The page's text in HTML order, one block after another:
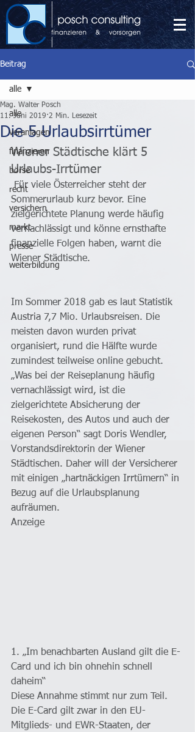
Beitrag
alle
veranlagen
finanzieren
börse
recht
versichern
markt
presse
weiterbildung
alle
Die 5 Urlaubsirrtümer
Mag. Walter Posch
11. Juni 2019 2 Min. Lesezeit
Wiener Städtische klärt 5
Urlaubs-Irrtümer
Für viele Österreicher steht der
Sommerurlaub kurz bevor. Eine
zielgerichtete Planung werde häufig
vernachlässigt und könne ernsthafte
finanzielle Folgen haben, warnt die
Wiener Städtische.
Im Sommer 2018 gab es laut Statistik
Austria 7,7 Mio. Urlaubsreisen. Die
meisten davon wurden privat
organisiert, rund die Hälfte wurde
zumindest teilweise online gebucht.
„Was bei der Reiseplanung häufig
vernachlässigt wird, ist die
zielgerichtete Absicherung der
Reisekosten, des Autos und auch der
eigenen Person“ sagt Doris Wendler,
Vorstandsdirektorin der Wiener
Städtischen. Daher will der Versicherer
mit einigen „hartnäckigen Irrtümern“ in
Bezug auf die Urlaubsplanung
aufräumen.
Anzeige
1. „Im benachbarten Ausland gilt die E-
Card und ich bin ohnehin schnell
daheim“
Diese Annahme stimmt nur zum Teil.
Die E-Card gilt zwar in den EU-
Mitglieds- und EWR-Staaten, der